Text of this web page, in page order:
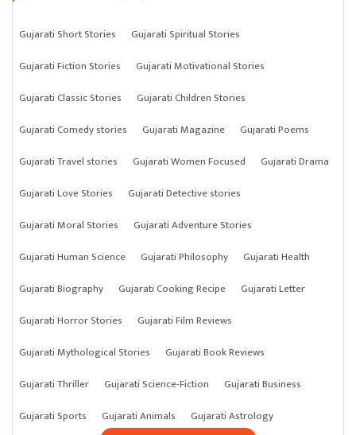
Gujarati Short Stories
Gujarati Spiritual Stories
Gujarati Fiction Stories
Gujarati Motivational Stories
Gujarati Classic Stories
Gujarati Children Stories
Gujarati Comedy stories
Gujarati Magazine
Gujarati Poems
Gujarati Travel stories
Gujarati Women Focused
Gujarati Drama
Gujarati Love Stories
Gujarati Detective stories
Gujarati Moral Stories
Gujarati Adventure Stories
Gujarati Human Science
Gujarati Philosophy
Gujarati Health
Gujarati Biography
Gujarati Cooking Recipe
Gujarati Letter
Gujarati Horror Stories
Gujarati Film Reviews
Gujarati Mythological Stories
Gujarati Book Reviews
Gujarati Thriller
Gujarati Science-Fiction
Gujarati Business
Gujarati Sports
Gujarati Animals Gujarati Astrology